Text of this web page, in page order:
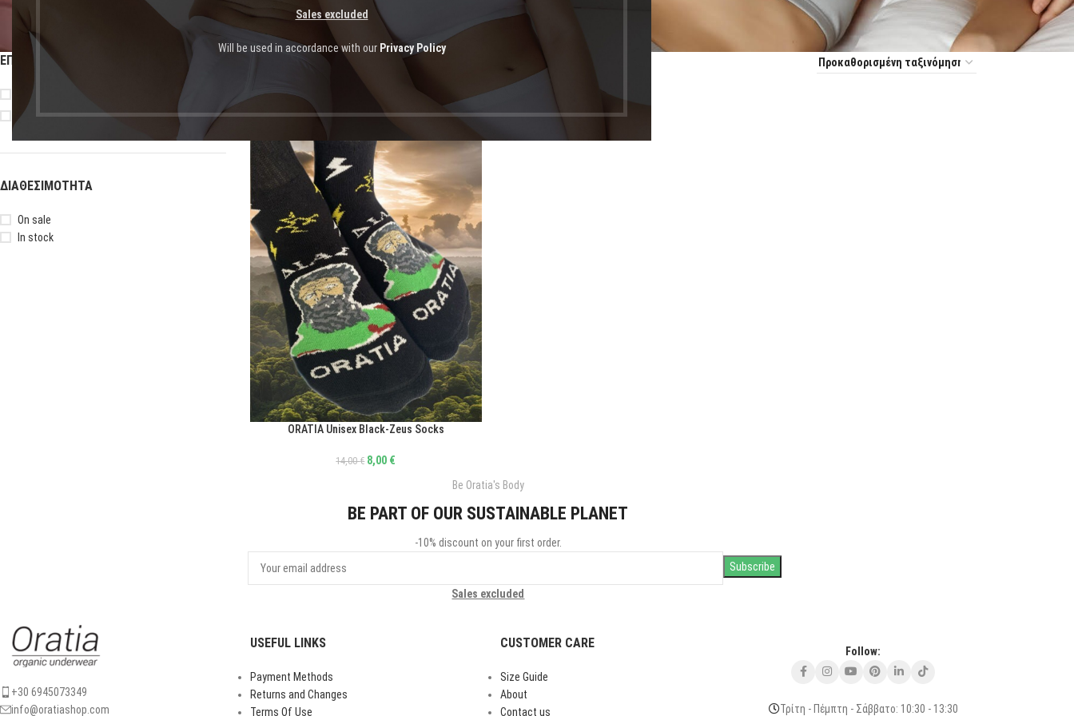
Sales excluded
Will be used in accordance with our Privacy Policy
ΕΠΙΛΟΓΉ ΜΕΓΈΘΟΥΣ
37-41
42-46
ΔΙΑΘΕΣΙΜΌΤΗΤΑ
On sale
In stock
Προϊόντα με ετικέτα “αρχαιοελληνικά σχέδια”
-43%
ΕΠΙΛΟΓΉORATIA Unisex Black-Zeus Socks
14,00€ 8,00 €
Be Oratia's Body
BE PART OF OUR SUSTAINABLE PLANET
-10% discount on your first order.
Sales excluded
+30 6945073349
info@oratiashop.com
USEFUL LINKS
Payment Methods
Returns and Changes
Terms Of Use
CUSTOMER CARE
Size Guide
About
Contact us
Follow:
Τρίτη - Πέμπτη - Σάββατο: 10:30 - 13:30